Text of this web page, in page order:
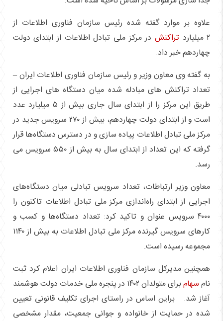
علاوه بر موارد گفته شده رئیس سازمان فناوری اطلاعات از
۲ میلیارد
تراکنش در مرکز ملی تبادل اطلاعات از ابتدای دولت
چهاردهم خبر داد.
به گفته وی معاون وزیر و رئیس سازمان فناوری اطلاعات ایران –
تعداد تراکنش های مبادله شده میان دستگاه های اجرایی از
طریق این مرکز را از ابتدای سال جاری بیش از ۵ میلیارد عدد
است و از ابتدای دولت چهاردهم، بیش از ۲۷۰ سرویس جدید در
مرکز ملی تبادل اطلاعات پیاده سازی و در دسترس دستگاه‌ها قرار
گرفته که این تعداد از ابتدای سال به بیش از ۵۵۰ سرویس می
رسد.
معاون وزیر ارتباطات، تعداد سرویس تبادلی میان دستگاه‌های
اجرایی از ابتدای راه‌اندازی مرکز ملی تبادل اطلاعات تاکنون را
۴۰۰۰ سرویس عنوان و تاکید کرد: تعداد دستگاه‌ها و کسب و
کارهای سرویس گیرنده مرکز ملی تبادل اطلاعات به بیش از ۱۱۴۰
مجموعه رسیده است.
همچنین مدیرکل سازمان فناوری اطلاعات ایران اعلام کرد ثبت
نامسهام
برای متولدان ۱۴۰۲ در پنجره ملی خدمات دولت هوشمند
آغاز شد. براین اساس در راستای اجرای تکلیف قانونی تعیین
شده در حمایت از خانواده و جوانی جمعیت، مقدار مشخصی